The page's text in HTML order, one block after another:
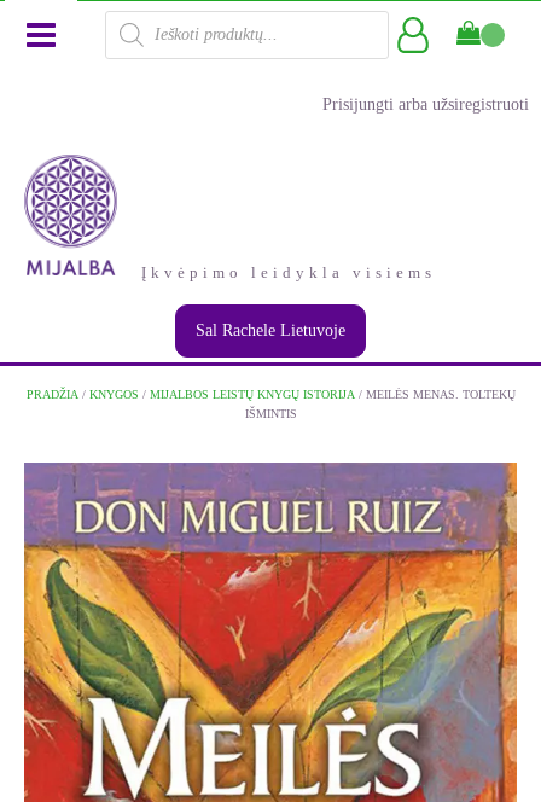
Products
search
Prisijungti arba užsiregistruoti
Įkvėpimo leidykla visiems
Sal Rachele Lietuvoje
PRADŽIA / KNYGOS / MIJALBOS LEISTŲ KNYGŲ ISTORIJA / MEILĖS MENAS. TOLTEKŲ
IŠMINTIS